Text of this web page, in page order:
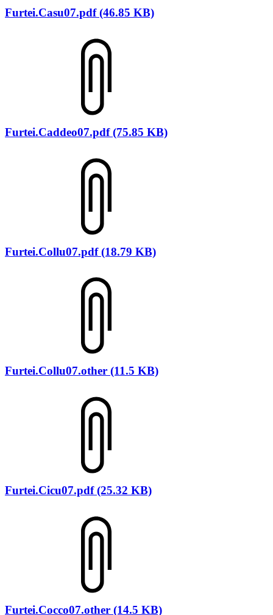
Furtei.Casu07.pdf (46.85 KB)
Furtei.Caddeo07.pdf (75.85 KB)
Furtei.Collu07.pdf (18.79 KB)
Furtei.Collu07.other (11.5 KB)
Furtei.Cicu07.pdf (25.32 KB)
Furtei.Cocco07.other (14.5 KB)